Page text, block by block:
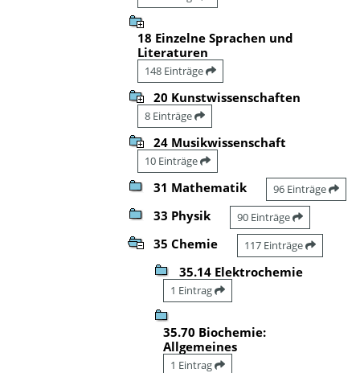
18 Einzelne Sprachen und
Literaturen
148 Einträge
20 Kunstwissenschaften
8 Einträge
24 Musikwissenschaft
10 Einträge
31 Mathematik 96 Einträge
33 Physik 90 Einträge
35 Chemie 117 Einträge
35.14 Elektrochemie
1 Eintrag
35.70 Biochemie:
Allgemeines
1 Eintrag